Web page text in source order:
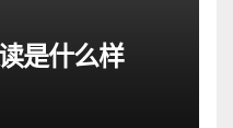
是什么样